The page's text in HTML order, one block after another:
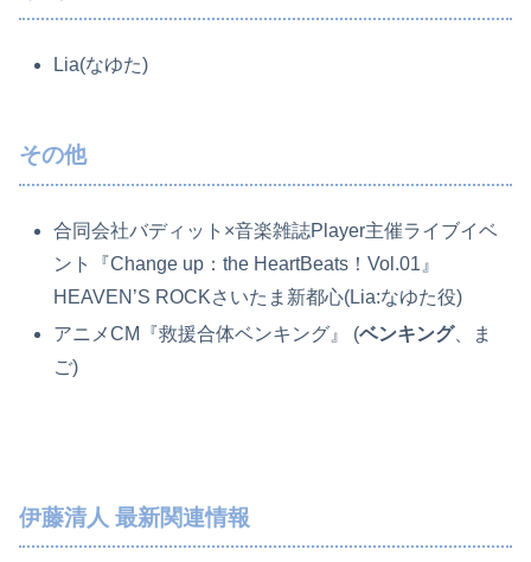
Lia(なゆた)
その他
合同会社バディット×音楽雑誌Player主催ライブイベ
ント『Change up：the HeartBeats！Vol.01』
HEAVEN’S ROCKさいたま新都心(Lia:なゆた役)
アニメCM『救援合体ベンキング』 (ベンキング、ま
ご)
伊藤清人 最新関連情報